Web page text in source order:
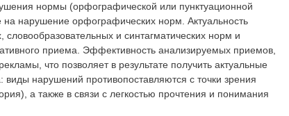
нормы (орфографической или пунктуационной
нарушение орфографических норм. Актуальность
и синтагматических норм и
приема. Эффективность анализируемых приемов,
что позволяет в результате получить актуальные
нарушений противопоставляются с точки зрения
а также в связи с легкостью прочтения и понимания